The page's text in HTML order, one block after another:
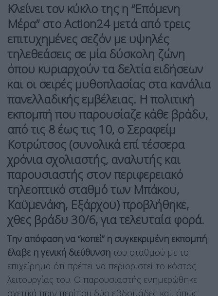
Κλείνει τον κύκλο της η “Επόμενη
Μέρα” στο Action24 μετά από τρεις
επιτυχημένες σεζόν με υψηλές
τηλεθεάσεις σε μία δύσκολη ζώνη
όπου κυριαρχούν τα δελτία ειδήσεων
και οι σειρές μυθοπλασίας στα κανάλια
πανελλαδικής εμβέλειας. Η πολιτική
εκπομπή που παρουσίαζε κάθε βράδυ,
από τις 8 έως τις 10, ο Σεραφείμ
Κοτρώτσος (συνολικά επί τέσσερα
χρόνια σχολιαστής, αναλυτής και
παρουσιαστής στον περιφερειακό
τηλεοπτικό σταθμό των Μπάκου,
Καϋμενάκη, Εξάρχου) προβλήθηκε,
χθες βράδυ 30/6, για τελευταία φορά.
Την απόφαση να “κοπεί” η συγκεκριμένη εκπομπή
έλαβε η γενική διεύθυνση του σταθμού με το
επιχείρημα ότι πρέπει να περιοριστεί το κόστος
λειτουργίας του. Ο παρουσιαστής ενημερώθηκε
σχετικά πριν περίπου δύο εβδομάδες και, όπως